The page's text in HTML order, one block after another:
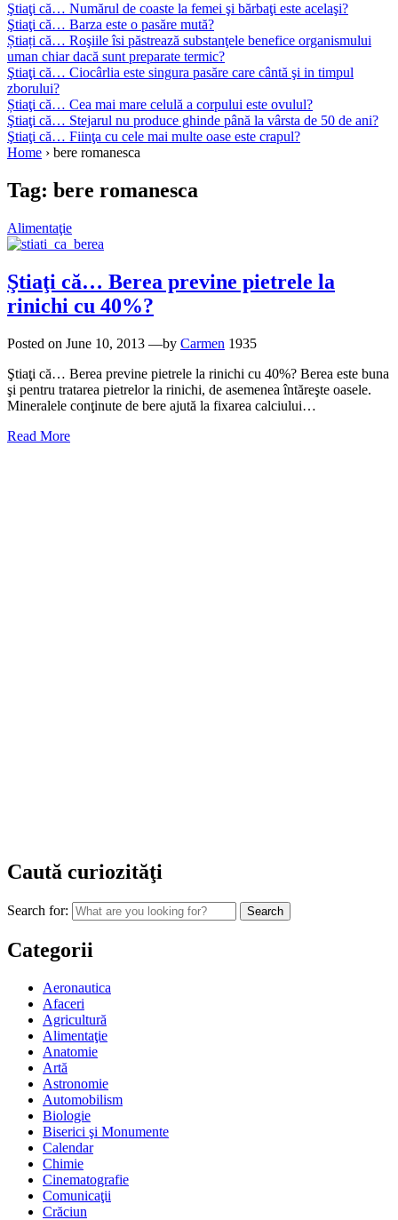
Ştiaţi că… Numărul de coaste la femei şi bărbaţi este acelaşi?
Ştiaţi că… Barza este o pasăre mută?
Știați că… Roşiile îsi păstrează substanţele benefice organismului
uman chiar dacă sunt preparate termic?
Ştiaţi că… Ciocârlia este singura pasăre care cântă şi in timpul
zborului?
Știaţi că… Cea mai mare celulă a corpului este ovulul?
Ştiaţi că… Stejarul nu produce ghinde până la vârsta de 50 de ani?
Ştiaţi că… Fiinţa cu cele mai multe oase este crapul?
Home › bere romanesca
Tag: bere romanesca
Alimentaţie
Ştiaţi că… Berea previne pietrele la
rinichi cu 40%?
Posted on June 10, 2013 —by Carmen 1935
Ştiaţi că… Berea previne pietrele la rinichi cu 40%? Berea este buna
şi pentru tratarea pietrelor la rinichi, de asemenea întăreşte oasele.
Mineralele conţinute de bere ajută la fixarea calciului…
Read More
Caută curiozităţi
Search for:
Categorii
Aeronautica
Afaceri
Agricultură
Alimentaţie
Anatomie
Artă
Astronomie
Automobilism
Biologie
Biserici şi Monumente
Calendar
Chimie
Cinematografie
Comunicaţii
Crăciun